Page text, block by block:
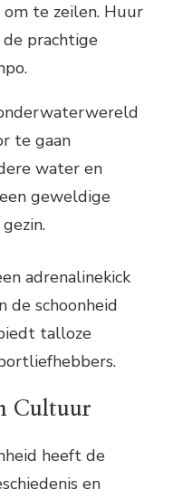
te zeilen. Huur
prachtige
te gaan
water en
geweldige
adrenalinekick
de schoonheid
talloze
Cultuur
heeft de
en